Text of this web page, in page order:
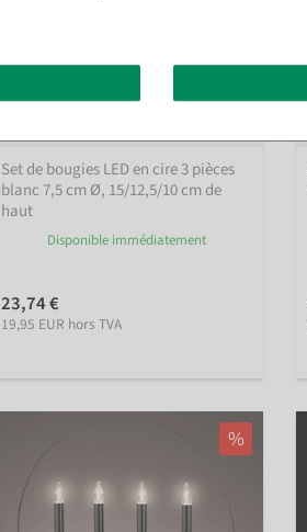
Set de bougies LED en cire 3 pièces
blanc 7,5 cm Ø, 15/12,5/10 cm de
haut
Disponible immédiatement
23,74 €
19,95 EUR hors TVA
%